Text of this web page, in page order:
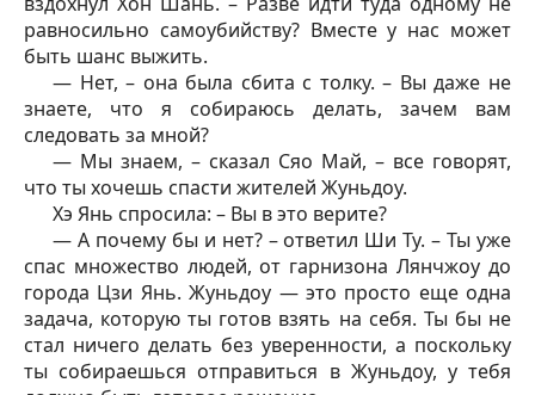
равносильно самоубийству? Вместе у нас может
быть шанс выжить.
— Нет, – она была сбита с толку. – Вы даже не
знаете, что я собираюсь делать, зачем вам
следовать за мной?
— Мы знаем, – сказал Сяо Май, – все говорят,
что ты хочешь спасти жителей Жуньдоу.
Хэ Янь спросила: – Вы в это верите?
— А почему бы и нет? – ответил Ши Ту. – Ты уже
спас множество людей, от гарнизона Лянчжоу до
города Цзи Янь. Жуньдоу — это просто еще одна
задача, которую ты готов взять на себя. Ты бы не
стал ничего делать без уверенности, а поскольку
ты собираешься отправиться в Жуньдоу, у тебя